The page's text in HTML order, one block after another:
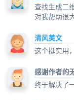
查找生成二
对我帮助很
清风美文
这个挺实用
感谢作者的
终于解决了